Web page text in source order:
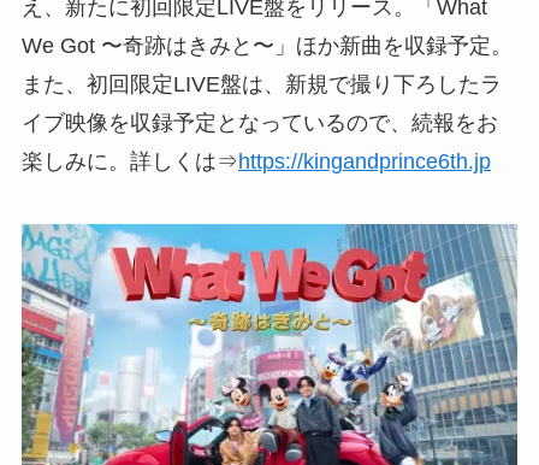
え、新たに初回限定LIVE盤をリリース。「What
We Got 〜奇跡はきみと〜」ほか新曲を収録予定。
また、初回限定LIVE盤は、新規で撮り下ろしたラ
イブ映像を収録予定となっているので、続報をお
楽しみに。詳しくは⇒https://kingandprince6th.jp